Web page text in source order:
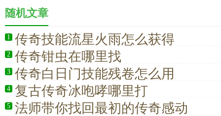
随机文章
1 传奇技能流星火雨怎么获得
2 传奇钳虫在哪里找
3 传奇白日门技能残卷怎么用
4 复古传奇冰咆哮哪里打
5 法师带你找回最初的传奇感动